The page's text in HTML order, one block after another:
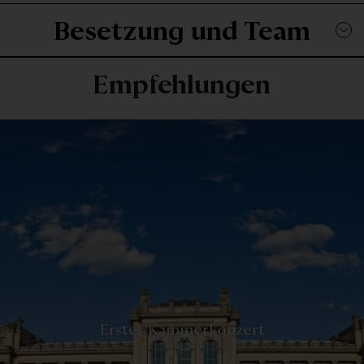
Besetzung und Team
Empfehlungen
Erstes Kammerkonzert-